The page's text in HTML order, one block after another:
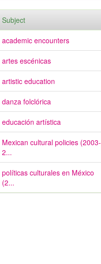
Subject
academic encounters
artes escénicas
artistic education
danza folclórica
educación artística
Mexican cultural policies (2003-
2...
políticas culturales en México
(2...